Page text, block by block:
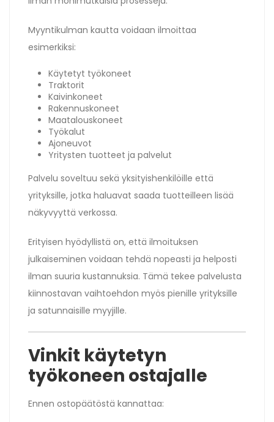
Myyntikulman kautta voidaan ilmoittaa
esimerkiksi:
Käytetyt työkoneet
Traktorit
Kaivinkoneet
Rakennuskoneet
Maatalouskoneet
Työkalut
Ajoneuvot
Yritysten tuotteet ja palvelut
Palvelu soveltuu sekä yksityishenkilöille että
yrityksille, jotka haluavat saada tuotteilleen lisää
näkyvyyttä verkossa.
Erityisen hyödyllistä on, että ilmoituksen
julkaiseminen voidaan tehdä nopeasti ja helposti
ilman suuria kustannuksia. Tämä tekee palvelusta
kiinnostavan vaihtoehdon myös pienille yrityksille
ja satunnaisille myyjille.
Vinkit käytetyn
työkoneen ostajalle
Ennen ostopäätöstä kannattaa: